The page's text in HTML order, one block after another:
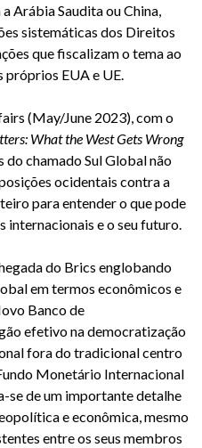
Arábia Saudita ou China,
sistemáticas dos Direitos
que fiscalizam o tema ao
próprios EUA e UE.
(May/June 2023), com o
What the West Gets Wrong
do chamado Sul Global não
ocidentais contra a
para entender o que pode
internacionais e o seu futuro.
do Brics englobando
em termos econômicos e
Banco de
efetivo na democratização
fora do tradicional centro
Monetário Internacional
se de um importante detalhe
e econômica, mesmo
entre os seus membros